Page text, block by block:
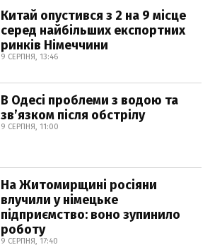
Китай опустився з 2 на 9 місце
серед найбільших експортних
ринків Німеччини
9 СЕРПНЯ, 13:46
В Одесі проблеми з водою та
звʼязком після обстрілу
9 СЕРПНЯ, 11:00
На Житомирщині росіяни
влучили у німецьке
підприємство: воно зупинило
роботу
9 СЕРПНЯ, 17:40